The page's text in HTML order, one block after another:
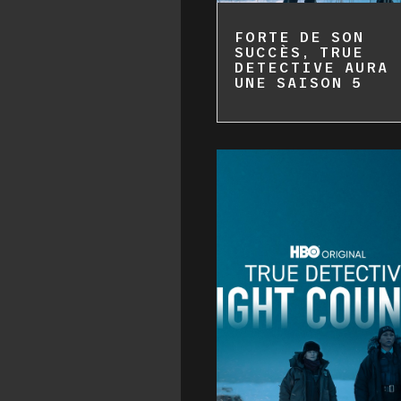
FORTE DE SON
SUCCÈS, TRUE
DETECTIVE AURA
UNE SAISON 5